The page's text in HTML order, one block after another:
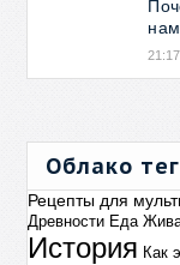
21:17
Облако
Рецепты для
Древности Еда
История Как